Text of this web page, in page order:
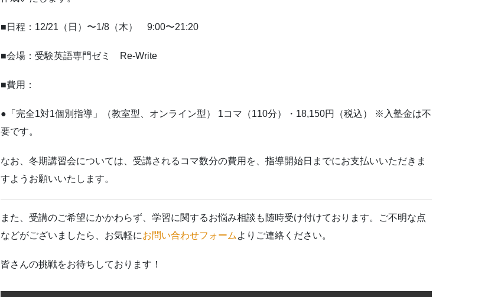
■日程：12/21（日）〜1/8（木） 9:00〜21:20
■会場：受験英語専門ゼミ Re-Write
■費用：
●「完全1対1個別指導」（教室型、オンライン型） 1コマ（110分）・18,150円（税込） ※入塾金は不
要です。
なお、冬期講習会については、受講されるコマ数分の費用を、指導開始日までにお支払いいただきま
すようお願いいたします。
また、受講のご希望にかかわらず、学習に関するお悩み相談も随時受け付けております。ご不明な点
などがございましたら、お気軽にお問い合わせフォーム よりご連絡ください。
皆さんの挑戦をお待ちしております！